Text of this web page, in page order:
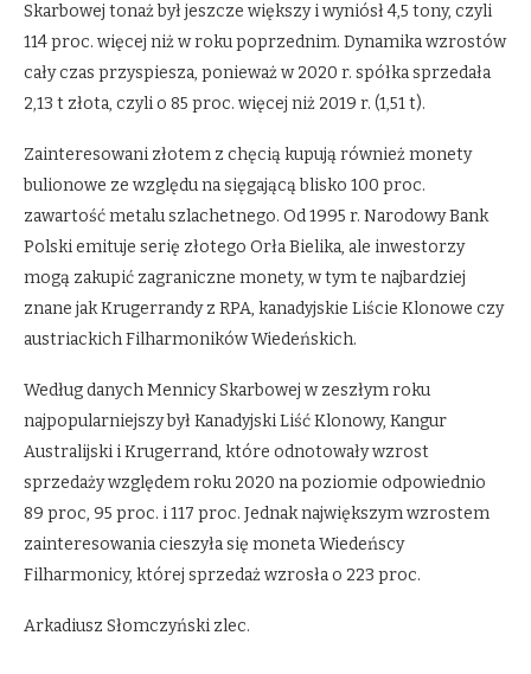
Skarbowej tonaż był jeszcze większy i wyniósł 4,5 tony, czyli
114 proc. więcej niż w roku poprzednim. Dynamika wzrostów
cały czas przyspiesza, ponieważ w 2020 r. spółka sprzedała
2,13 t złota, czyli o 85 proc. więcej niż 2019 r. (1,51 t).
Zainteresowani złotem z chęcią kupują również monety
bulionowe ze względu na sięgającą blisko 100 proc.
zawartość metalu szlachetnego. Od 1995 r. Narodowy Bank
Polski emituje serię złotego Orła Bielika, ale inwestorzy
mogą zakupić zagraniczne monety, w tym te najbardziej
znane jak Krugerrandy z RPA, kanadyjskie Liście Klonowe czy
austriackich Filharmoników Wiedeńskich.
Według danych Mennicy Skarbowej w zeszłym roku
najpopularniejszy był Kanadyjski Liść Klonowy, Kangur
Australijski i Krugerrand, które odnotowały wzrost
sprzedaży względem roku 2020 na poziomie odpowiednio
89 proc, 95 proc. i 117 proc. Jednak największym wzrostem
zainteresowania cieszyła się moneta Wiedeńscy
Filharmonicy, której sprzedaż wzrosła o 223 proc.
Arkadiusz Słomczyński zlec.